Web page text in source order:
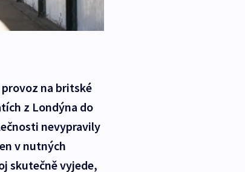
na britské
z Londýna do
nevypravily
v nutných
skutečně vyjede,